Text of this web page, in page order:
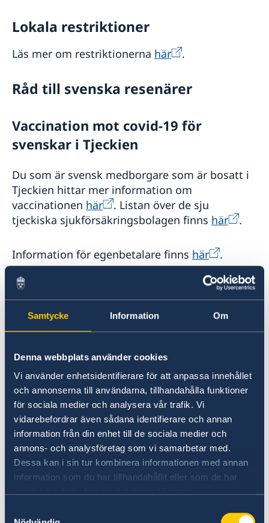
Samtycke Information Om
Denna webbplats använder cookies
Vi använder enhetsidentifierare för att anpassa innehållet
och annonserna till användarna, tillhandahålla funktioner
för sociala medier och analysera vår trafik. Vi
vidarebefordrar även sådana identifierare och annan
information från din enhet till de sociala medier och
annons- och analysföretag som vi samarbetar med.
Dessa kan i sin tur kombinera informationen med annan
information som du har tillhandahållit eller som de har
Lokala restriktioner
Läs mer om restriktionerna här .
Råd till svenska resenärer
Vaccination mot covid-19 för
svenskar i Tjeckien
Du som är svensk medborgare som är bosatt i
Tjeckien hittar mer information om
vaccinationen här
. Listan över de sju
tjeckiska sjukförsäkringsbolagen finns här .
Information för egenbetalare finns här .
Vid symptom på covid-19
Tjeckiska Hälsoministeriet
uppmanar
personer som har feber, hosta och/eller
andningsbesvär att kontakta läkare via telefon.
För att undvika smittspridning avråder de från
att utan föregående kontakt åka direkt till en
sjukhusmottagning.
Information på engelska om covid-19 i Tjeckien
finns på telefonnummer 1221. Numret kan nås
från hela Tjeckien veckodagar mellan 08.00 -
19.00 och på helger mellan 09.00 - 16.30.
Information om antal bekräftade fall i Tjeckien